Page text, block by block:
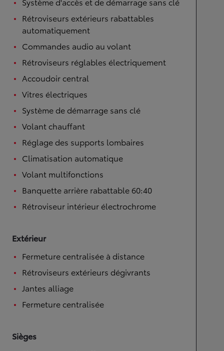
Système d'accès et de démarrage sans clé
Rétroviseurs extérieurs rabattables
automatiquement
Commandes audio au volant
Rétroviseurs réglables électriquement
Accoudoir central
Vitres électriques
Système de démarrage sans clé
Volant chauffant
Réglage des supports lombaires
Climatisation automatique
Volant multifonctions
Banquette arrière rabattable 60:40
Rétroviseur intérieur électrochrome
Extérieur
Fermeture centralisée à distance
Rétroviseurs extérieurs dégivrants
Jantes alliage
Fermeture centralisée
Sièges